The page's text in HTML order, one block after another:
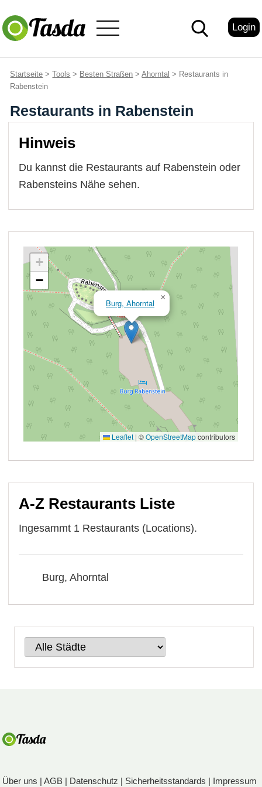
Login
Startseite >Tools > Besten Straßen >Ahorntal > Restaurants in
Rabenstein
Restaurants in Rabenstein
Hinweis
Du kannst die Restaurants auf Rabenstein oder
Rabensteins Nähe sehen.
A-Z Restaurants Liste
Ingesammt 1 Restaurants (Locations).
Burg, Ahorntal
Über uns |AGB | Datenschutz | Sicherheitsstandards | Impressum